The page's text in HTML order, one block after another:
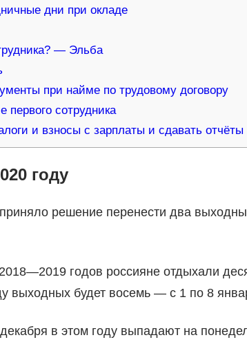
дни при окладе
— Эльба
при найме по трудовому договору
сотрудника
и взносы с зарплаты и сдавать отчёты
году
решение перенести два
годов россияне отдыхали
выходных будет восемь — с 1 по 8
в этом году выпадают на